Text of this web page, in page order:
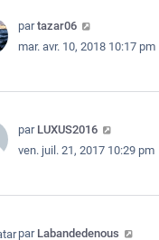
partazar06
mar. avr. 10, 2018 10:17 pm
par LUXUS2016
ven. juil. 21, 2017 10:29 pm
par Labandedenous